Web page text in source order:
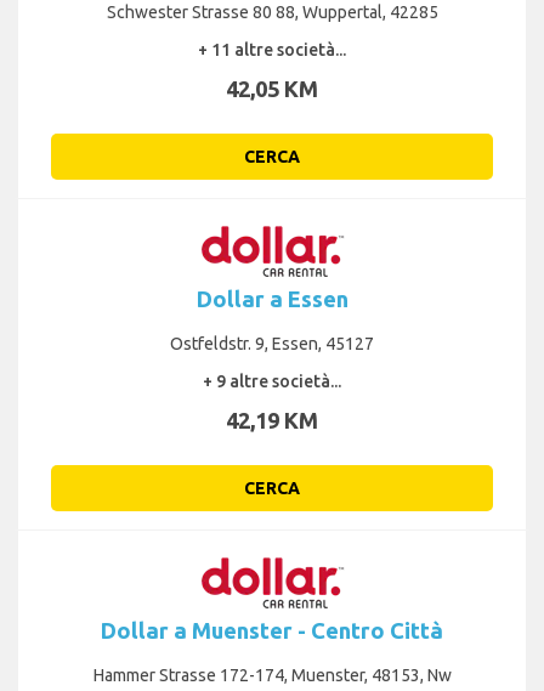
Schwester Strasse 80 88, Wuppertal, 42285
+ 11 altre società...
42,05 KM
CERCA
Dollar a Essen
Ostfeldstr. 9, Essen, 45127
+ 9 altre società...
42,19 KM
CERCA
Dollar a Muenster - Centro Città
Hammer Strasse 172-174, Muenster, 48153, Nw